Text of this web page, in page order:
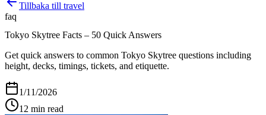
Tillbaka till travel
faq
Tokyo Skytree Facts – 50 Quick Answers
Get quick answers to common Tokyo Skytree questions including
height, decks, timings, tickets, and etiquette.
1/11/2026
12 min read